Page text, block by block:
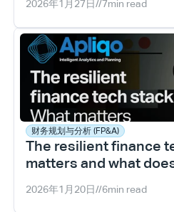
2026年1月27日//7min read
财务规划与分析 (FP&A)
The resilient finance
matters and what
2026年1月20日//6min read